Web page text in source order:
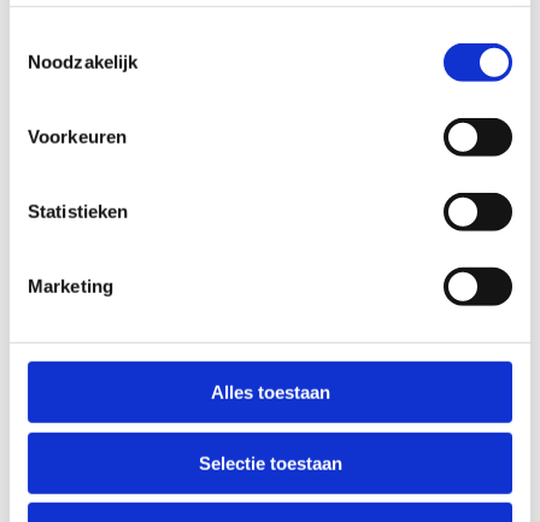
Noodzakelijk
Voorkeuren
Statistieken
Marketing
Alles toestaan
Selectie toestaan
wekelijks door op:
Woensdag van 14.00 tot 15.00 uur. (9-12
vanaf 9 jaar, óók volwassenen dus)
Locatie: Sport Vlaanderen Herentals